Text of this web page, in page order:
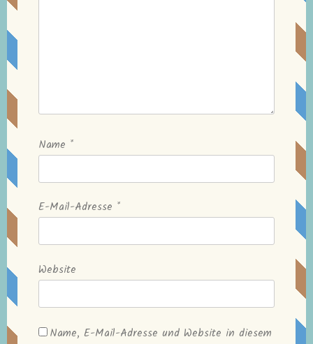
Name *
E-Mail-Adresse *
Website
Name, E-Mail-Adresse und Website in diesem